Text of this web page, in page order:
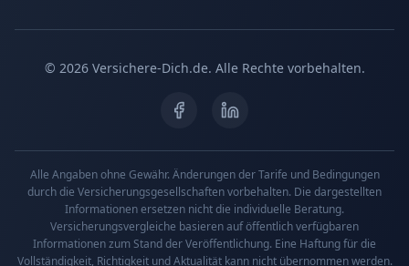
© 2026Versichere-Dich.de. Alle Rechte vorbehalten.
Alle Angaben ohne Gewähr. Änderungen der Tarife und Bedingungen
durch die Versicherungsgesellschaften vorbehalten. Die dargestellten
Informationen ersetzen nicht die individuelle Beratung.
Versicherungsvergleiche basieren auf öffentlich verfügbaren
Informationen zum Stand der Veröffentlichung. Eine Haftung für die
Vollständigkeit, Richtigkeit und Aktualität kann nicht übernommen werden.